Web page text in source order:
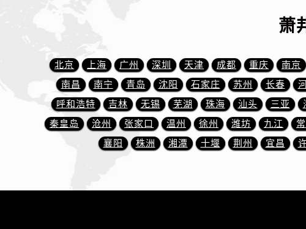
山西省晋中市榆次区顺城街萧邦售后服务中
山西省吕梁市离石区永宁中路与建设街交叉
山西省朔州市朔城区怡西路与鄯阳西街交汇
山西省忻州市忻府区和平东街与七一南路交
山西省阳泉市郊区平阳东街与新城大道交叉
山西省运城市盐湖区河东街萧邦售后服务中
山西省长治市潞州区英雄中路萧邦售后服务
萧
北京 上海 广州 深圳 天津 成都 重庆 南京
南昌
南宁 青岛 沈阳 石家庄 苏州 长春
呼和浩特
吉林 无锡 芜湖 珠海 汕头 三亚
秦皇岛
沧州 张家口 温州 徐州 潍坊 九江
襄阳
株洲 湘潭 十堰 荆州 宜昌